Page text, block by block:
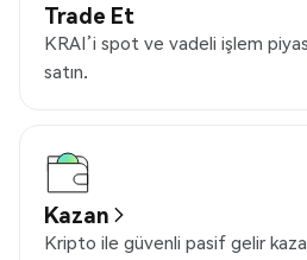
Trade Et
KRAI’i spot ve vadeli işlem
satın.
Kazan
Kripto ile güvenli pasif gelir